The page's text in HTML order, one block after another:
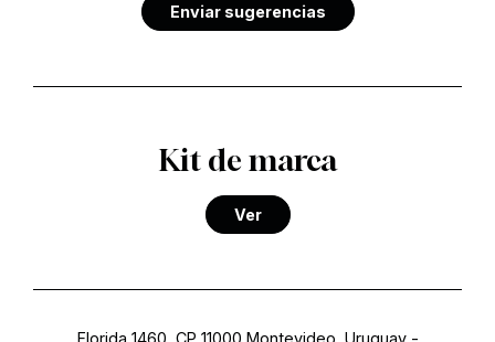
Enviar sugerencias
Kit de marca
Ver
Florida 1460, CP 11000 Montevideo, Uruguay-